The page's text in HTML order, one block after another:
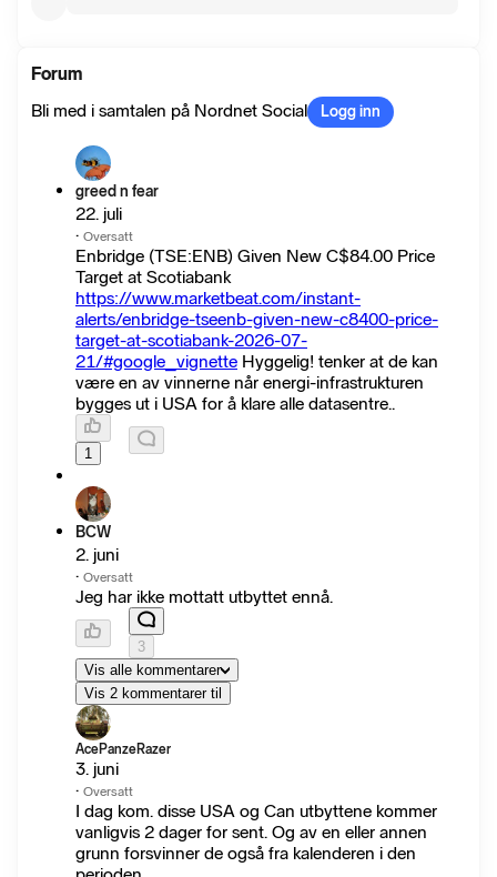
Forum
Bli med i samtalen på Nordnet Social
Logg inn
greed n fear
22. juli
· Oversatt
Enbridge (TSE:ENB) Given New C$84.00 Price
Target at Scotiabank
https://www.marketbeat.com/instant-
alerts/enbridge-tseenb-given-new-c8400-price-
target-at-scotiabank-2026-07-
21/#google_vignette Hyggelig! tenker at de kan
være en av vinnerne når energi-infrastrukturen
bygges ut i USA for å klare alle datasentre..
1
BCW
2. juni
· Oversatt
Jeg har ikke mottatt utbyttet ennå.
3
Vis alle kommentarer
Vis 2 kommentarer til
AcePanzeRazer
3. juni
· Oversatt
I dag kom. disse USA og Can utbyttene kommer
vanligvis 2 dager for sent. Og av en eller annen
grunn forsvinner de også fra kalenderen i den